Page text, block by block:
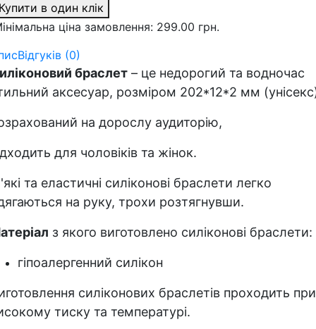
в один клік
ціна замовлення: 299.00 грн.
Відгуків (0)
браслет – це недорогий та водночас
аксесуар, розміром 202*12*2 мм
на дорослу аудиторію,
для чоловіків та жінок.
та еластичні силіконові браслети легко
на руку, трохи розтягнувши.
з якого виготовлено силіконові браслети:
гіпоалергенний силікон
силіконових браслетів проходить при
тиску та температурі.